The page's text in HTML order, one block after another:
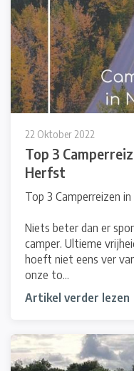
22 Oktober 2022
Top 3
Herfst
Top 3 Camperreizen
Niets beter dan er
camper. Ultieme
hoeft niet eens ver
onze to...
Artikel verder lezen